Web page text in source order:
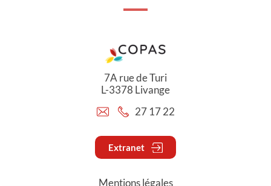
7A rue de Turi
L-3378 Livange
27 17 22
Extranet
Mentions légales